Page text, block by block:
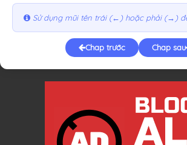
Sử dụng mũi tên trái (←) hoặc phải (→)
Chap trước Chap sau